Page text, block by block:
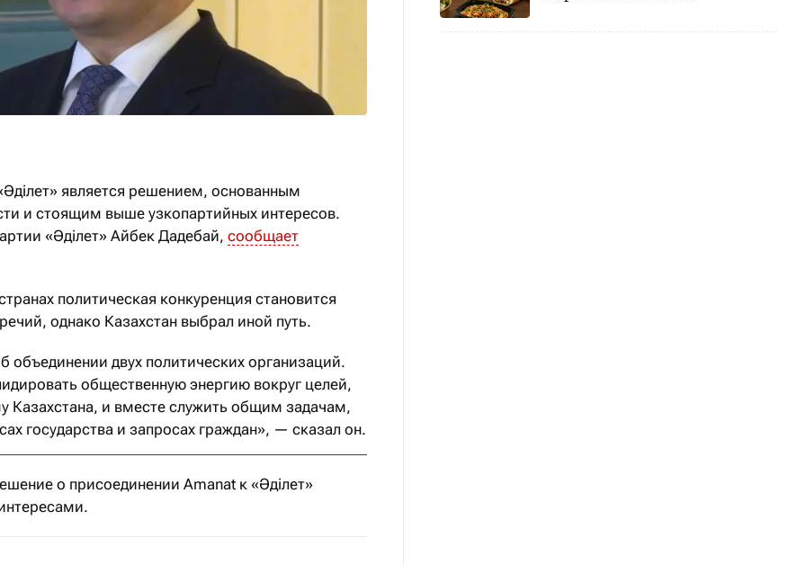
является решением, основанным
и стоящим выше узкопартийных интересов.
«Әділет» Айбек Дадебай, сообщает
политическая конкуренция становится
однако Казахстан выбрал иной путь.
объединении двух политических организаций.
общественную энергию вокруг целей,
Казахстана, и вместе служить общим задачам,
государства и запросах граждан», — сказал он.
о присоединении Amanat к «Әділет»